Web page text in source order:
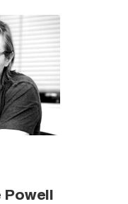
Powell